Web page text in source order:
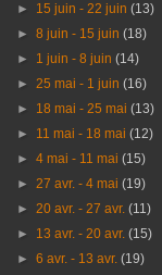
► 15 juin - 22 juin(13)
►8 juin - 15 juin(18)
► 1 juin - 8 juin(14)
►25 mai - 1 juin(16)
► 18 mai - 25 mai(13)
► 11 mai - 18 mai(12)
►4 mai - 11 mai(15)
►27 avr. - 4 mai(19)
►20 avr. - 27 avr.(11)
► 13 avr. - 20 avr.(15)
►6 avr. - 13 avr.(19)